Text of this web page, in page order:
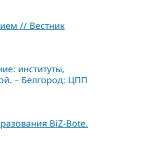
// Вестник
институты,
– Белгород: ЦПП
BiZ-Bote.